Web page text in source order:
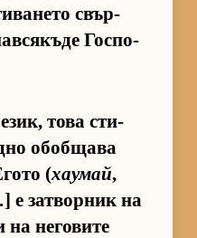
свър­
Гос­по­
това сти­
обоб­щава
(хаумай,
е зат­вор­ник на
не­го­вите